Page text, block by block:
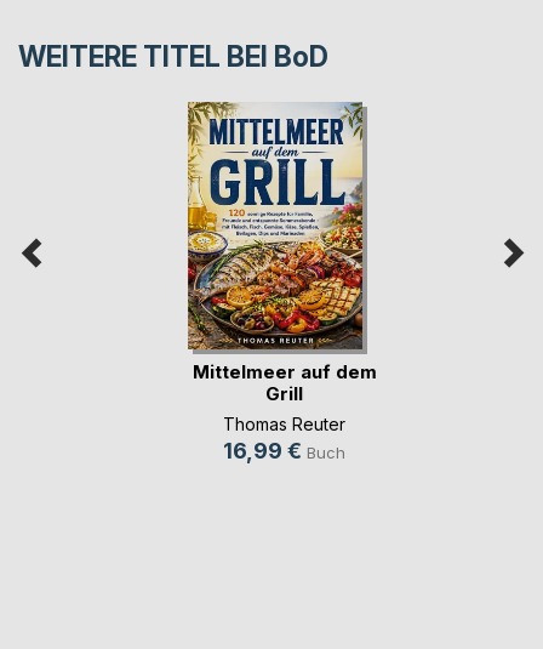
WEITERE TITEL BEI BoD
Mittelmeer auf dem
Grill
Thomas Reuter
16,99 € Buch